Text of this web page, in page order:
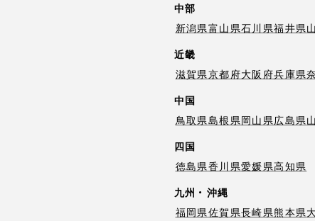
中部
新潟県富山県石川県福井県
近畿
滋賀県京都府大阪府兵庫県
中国
鳥取県島根県岡山県広島県
四国
徳島県香川県愛媛県高知県
九州・沖縄
福岡県佐賀県長崎県熊本県